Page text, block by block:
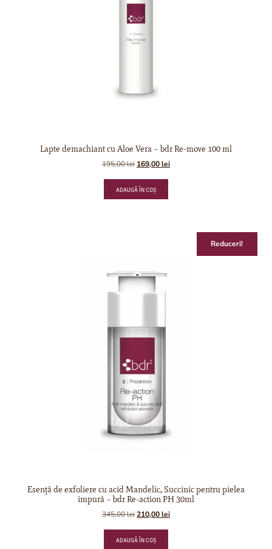
Lapte demachiant cu Aloe Vera – bdr Re-move 100 ml
195,00lei 169,00lei
ADAUGĂ ÎN COȘ
Reduceri!
Esență de exfoliere cu acid Mandelic, Succinic pentru pielea
impură – bdr Re-action PH 30ml
345,00lei210,00lei
ADAUGĂ ÎN COȘ